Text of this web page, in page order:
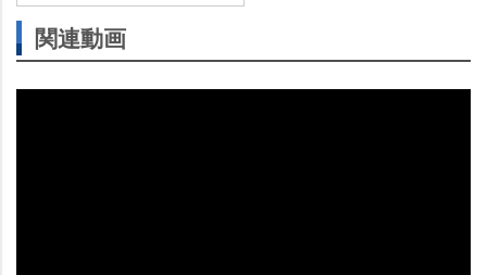
関連動画